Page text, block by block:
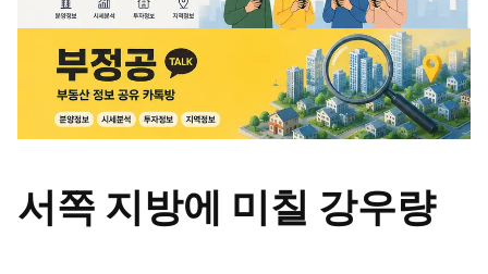
서쪽 지방에 미칠 강우량